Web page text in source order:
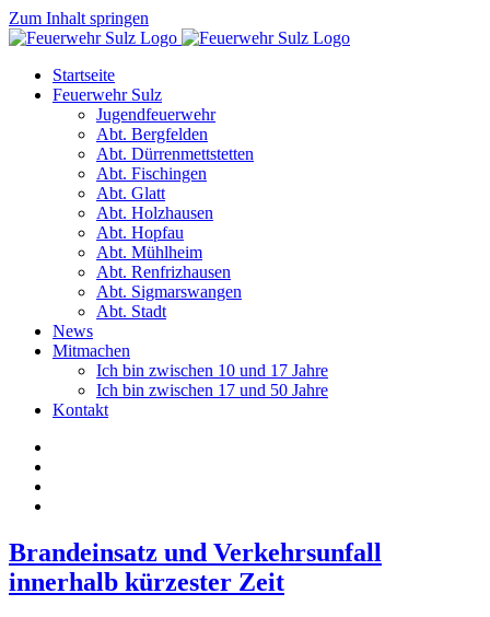
Zum Inhalt springen
Startseite
Feuerwehr Sulz
Jugendfeuerwehr
Abt. Bergfelden
Abt. Dürrenmettstetten
Abt. Fischingen
Abt. Glatt
Abt. Holzhausen
Abt. Hopfau
Abt. Mühlheim
Abt. Renfrizhausen
Abt. Sigmarswangen
Abt. Stadt
News
Mitmachen
Ich bin zwischen 10 und 17 Jahre
Ich bin zwischen 17 und 50 Jahre
Kontakt
Brandeinsatz und Verkehrsunfall
innerhalb kürzester Zeit